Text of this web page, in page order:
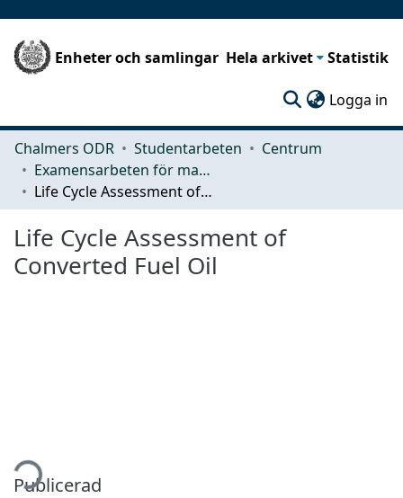
Enheter och samlingar Hela arkivet Statistik
Logga in
Chalmers ODR Studentarbeten
Centrum
Examensarbeten för masterexamen
Life Cycle Assessment of Converted Fuel Oil
Life Cycle Assessment of
Converted Fuel Oil
Publicerad